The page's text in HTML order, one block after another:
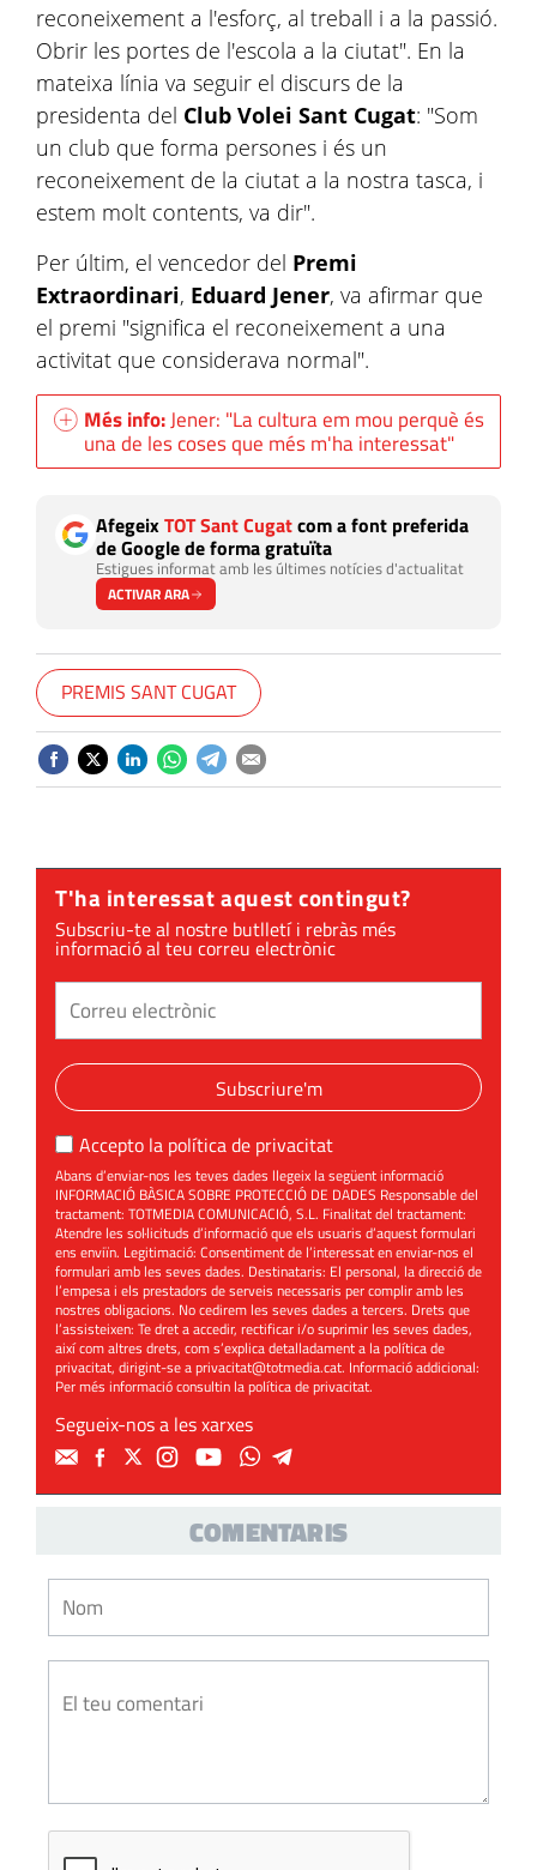
reconeixement a l'esforç, al treball i a la passió.
Obrir les portes de l'escola a la ciutat". En la
mateixa línia va seguir el discurs de la
presidenta del Club Volei Sant Cugat: "Som
un club que forma persones i és un
reconeixement de la ciutat a la nostra tasca, i
estem molt contents, va dir".
Per últim, el vencedor del Premi
Extraordinari, Eduard Jener, va afirmar que
el premi "significa el reconeixement a una
activitat que considerava normal".
Més info:Jener: "La cultura em mou perquè és
una de les coses que més m'ha interessat"
AfegeixTOT Sant Cugatcom a font preferida
de Google de forma gratuïta
Estigues informat amb les últimes notícies d'actualitat
ACTIVAR ARA
PREMIS SANT CUGAT
T'ha interessat aquest contingut?
Subscriu-te al nostre butlletí i rebràs més
informació al teu correu electrònic
Subscriure'm
Accepto la política de privacitat
Abans d’enviar-nos les teves dades llegeix la següent informació
INFORMACIÓ BÀSICA SOBRE PROTECCIÓ DE DADES Responsable del
tractament: TOTMEDIA COMUNICACIÓ, S.L. Finalitat del tractament:
Atendre les sol·licituds d’informació que els usuaris d’aquest formulari
ens enviïn. Legitimació: Consentiment de l’interessat en enviar-nos el
formulari amb les seves dades. Destinataris: El personal, la direcció de
l’empesa i els prestadors de serveis necessaris per complir amb les
nostres obligacions. No cedirem les seves dades a tercers. Drets que
l’assisteixen: Te dret a accedir, rectificar i/o suprimir les seves dades,
així com altres drets, com s’explica detalladament a la política de
privacitat, dirigint-se aprivacitat@totmedia.cat. Informació addicional:
Per més informació consultin lapolítica de privacitat.
Segueix-nos a les xarxes
COMENTARIS